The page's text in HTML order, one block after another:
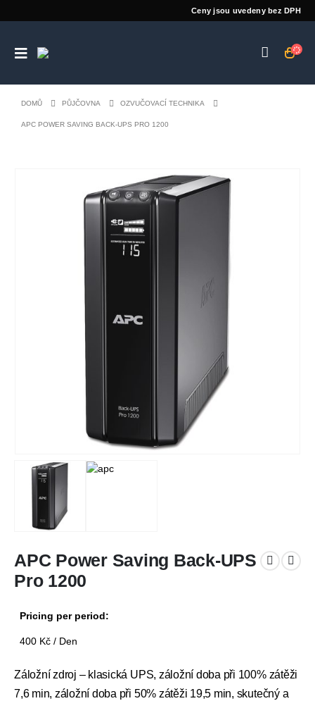
Ceny jsou uvedeny bez DPH
DOMŮ PŮJČOVNA OZVUČOVACÍ TECHNIKA
APC POWER SAVING BACK-UPS PRO 1200
APC Power Saving Back-UPS
Pro 1200
Pricing per period:
400 Kč / Den
Záložní zdroj – klasická UPS, záložní doba při 100% zátěži
7,6 min, záložní doba při 50% zátěži 19,5 min, skutečný a